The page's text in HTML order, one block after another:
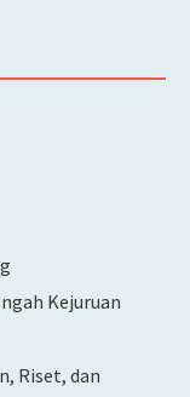
Kejuruan
Riset, dan